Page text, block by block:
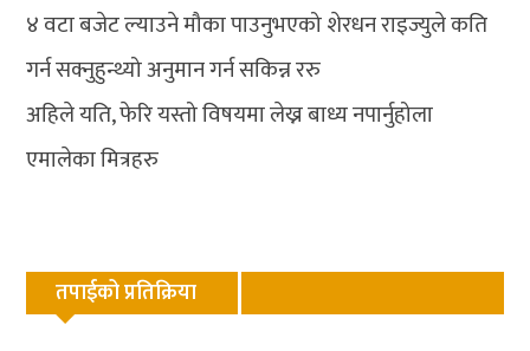
४ वटा बजेट ल्याउने मौका पाउनुभएको शेरधन राइज्युले कति
गर्न सक्नुहुन्थ्यो अनुमान गर्न सकिन्न ररु
अहिले यति, फेरि यस्तो विषयमा लेख्न बाध्य नपार्नुहोला
एमालेका मित्रहरु
तपाईको प्रतिक्रिया